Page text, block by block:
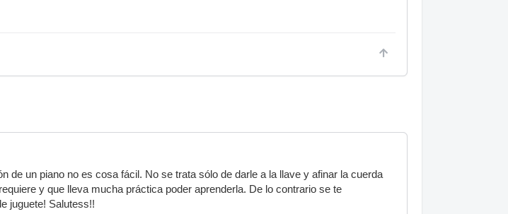
de un piano no es cosa fácil. No se trata sólo de darle a la llave y afinar la cuerda
y que lleva mucha práctica poder aprenderla. De lo contrario se te
juguete! Salutess!!